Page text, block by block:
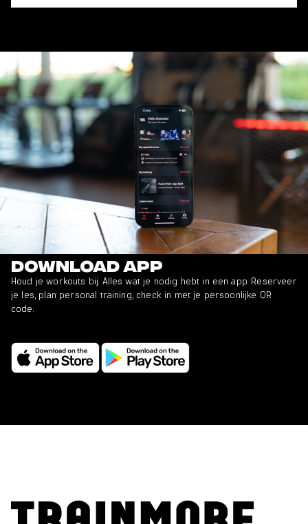
Download app
Houd je workouts bij. Alles wat je nodig hebt in een app. Reserveer
je les, plan personal training, check in met je persoonlijke QR
code.